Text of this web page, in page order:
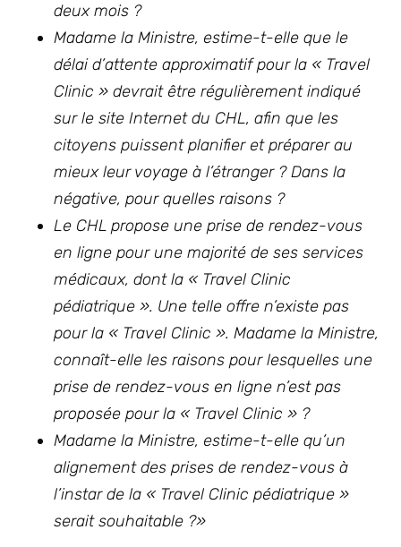
deux mois ?
Madame la Ministre, estime-t-elle que le
délai d’attente approximatif pour la « Travel
Clinic » devrait être régulièrement indiqué
sur le site Internet du CHL, afin que les
citoyens puissent planifier et préparer au
mieux leur voyage à l’étranger ? Dans la
négative, pour quelles raisons ?
Le CHL propose une prise de rendez-vous
en ligne pour une majorité de ses services
médicaux, dont la « Travel Clinic
pédiatrique ». Une telle offre n’existe pas
pour la « Travel Clinic ». Madame la Ministre,
connaît-elle les raisons pour lesquelles une
prise de rendez-vous en ligne n’est pas
proposée pour la « Travel Clinic » ?
Madame la Ministre, estime-t-elle qu’un
alignement des prises de rendez-vous à
l’instar de la « Travel Clinic pédiatrique »
serait souhaitable ?»